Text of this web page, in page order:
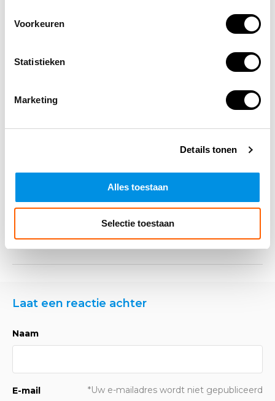
Voorkeuren
Statistieken
Marketing
Details tonen
Alles toestaan
Selectie toestaan
oogspoelflessen
Altijd op de hoogte blijven van de
Laat een reactie achter
Naam
E-mail *Uw e-mailadres wordt niet gepubliceerd